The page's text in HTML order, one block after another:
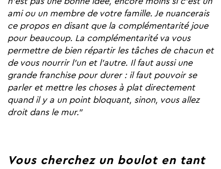
ami ou un membre de votre famille. Je nuancerais
ce propos en disant que la complémentarité joue
pour beaucoup. La complémentarité va vous
permettre de bien répartir les tâches de chacun et
de vous nourrir l'un et l'autre. Il faut aussi une
grande franchise pour durer : il faut pouvoir se
parler et mettre les choses à plat directement
quand il y a un point bloquant, sinon, vous allez
droit dans le mur."
Vous cherchez un boulot en tant